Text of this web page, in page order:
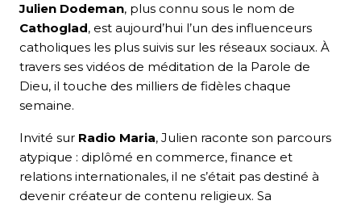
Julien Dodeman, plus connu sous le nom de
Cathoglad, est aujourd’hui l’un des influenceurs
catholiques les plus suivis sur les réseaux sociaux. À
travers ses vidéos de méditation de la Parole de
Dieu, il touche des milliers de fidèles chaque
semaine.
Invité sur Radio Maria, Julien raconte son parcours
atypique : diplômé en commerce, finance et
relations internationales, il ne s’était pas destiné à
devenir créateur de contenu religieux. Sa